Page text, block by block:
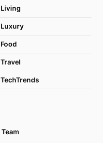
Living
Luxury
Food
Travel
TechTrends
Team